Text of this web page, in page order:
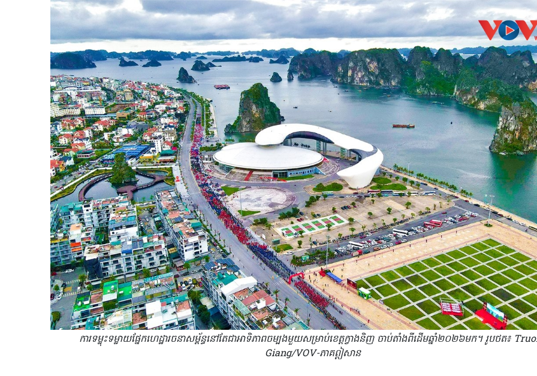
ការទម្លុះ​ទម្លាយ​ផ្នែក​​ហេដ្ឋារចនាសម្ព័ន្ធ​នៅតែជាអាទិភាពចម្បងមួយសម្រាប់ខេត្តក្វាងនិញ ចាប់​តាំងពីដើម​ឆ្នាំ២០២៦មក​។ រូបថត៖
Giang/VOV-ភាគឦសាន